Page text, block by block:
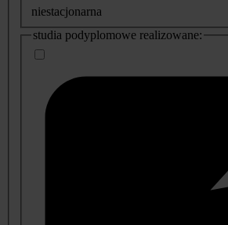
niestacjonarna
studia podyplomowe realizowane: